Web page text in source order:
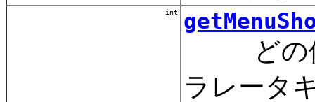
int
どの修
ラレータ